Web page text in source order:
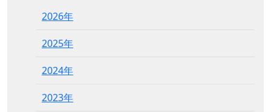
2026年
2025年
2024年
2023年